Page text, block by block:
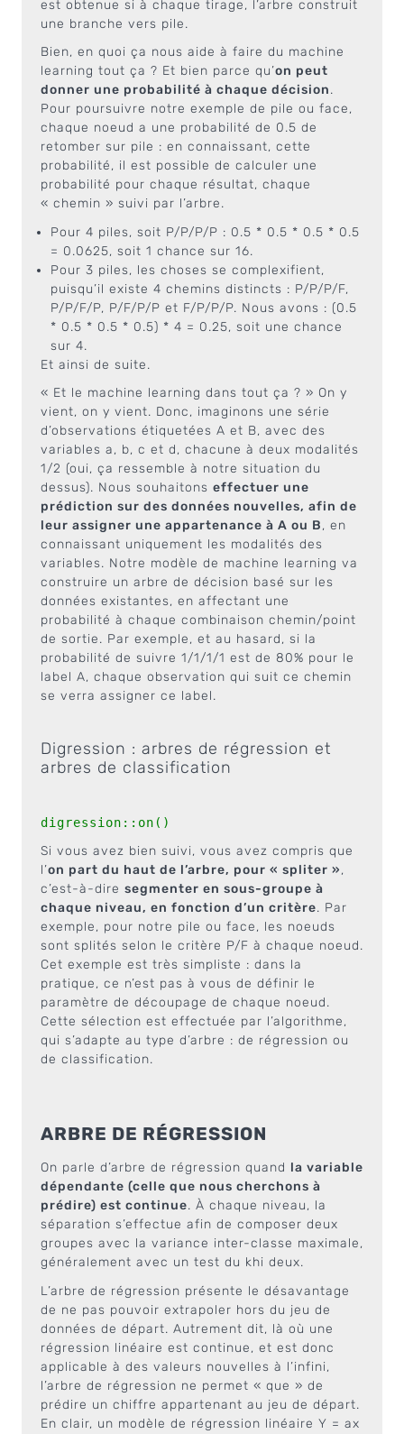
est obtenue si à chaque tirage, l’arbre construit
une branche vers pile.
Bien, en quoi ça nous aide à faire du machine
learning tout ça ? Et bien parce qu’on peut
donner une probabilité à chaque décision.
Pour poursuivre notre exemple de pile ou face,
chaque noeud a une probabilité de 0.5 de
retomber sur pile : en connaissant, cette
probabilité, il est possible de calculer une
probabilité pour chaque résultat, chaque
« chemin » suivi par l’arbre.
Pour 4 piles, soit P/P/P/P : 0.5 * 0.5 * 0.5 * 0.5
= 0.0625, soit 1 chance sur 16.
Pour 3 piles, les choses se complexifient,
puisqu’il existe 4 chemins distincts : P/P/P/F,
P/P/F/P, P/F/P/P et F/P/P/P. Nous avons : (0.5
* 0.5 * 0.5 * 0.5) * 4 = 0.25, soit une chance
sur 4.
Et ainsi de suite.
« Et le machine learning dans tout ça ? » On y
vient, on y vient. Donc, imaginons une série
d’observations étiquetées A et B, avec des
variables a, b, c et d, chacune à deux modalités
1/2 (oui, ça ressemble à notre situation du
dessus). Nous souhaitons effectuer une
prédiction sur des données nouvelles, afin de
leur assigner une appartenance à A ou B, en
connaissant uniquement les modalités des
variables. Notre modèle de machine learning va
construire un arbre de décision basé sur les
données existantes, en affectant une
probabilité à chaque combinaison chemin/point
de sortie. Par exemple, et au hasard, si la
probabilité de suivre 1/1/1/1 est de 80% pour le
label A, chaque observation qui suit ce chemin
se verra assigner ce label.
Digression : arbres de régression et
arbres de classification
digression::on()
Si vous avez bien suivi, vous avez compris que
l’on part du haut de l’arbre, pour « spliter »,
c’est-à-dire segmenter en sous-groupe à
chaque niveau, en fonction d’un critère. Par
exemple, pour notre pile ou face, les noeuds
sont splités selon le critère P/F à chaque noeud.
Cet exemple est très simpliste : dans la
pratique, ce n’est pas à vous de définir le
paramètre de découpage de chaque noeud.
Cette sélection est effectuée par l’algorithme,
qui s’adapte au type d’arbre : de régression ou
de classification.
ARBRE DE RÉGRESSION
On parle d’arbre de régression quand la variable
dépendante (celle que nous cherchons à
prédire) est continue. À chaque niveau, la
séparation s’effectue afin de composer deux
groupes avec la variance inter-classe maximale,
généralement avec un test du khi deux.
L’arbre de régression présente le désavantage
de ne pas pouvoir extrapoler hors du jeu de
données de départ. Autrement dit, là où une
régression linéaire est continue, et est donc
applicable à des valeurs nouvelles à l’infini,
l’arbre de régression ne permet « que » de
prédire un chiffre appartenant au jeu de départ.
En clair, un modèle de régression linéaire Y = ax